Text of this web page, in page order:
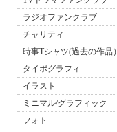
ラジオファンクラブ
チャリティ
時事Tシャツ(過去の作品）
タイポグラフィ
イラスト
ミニマル/グラフィック
フォト